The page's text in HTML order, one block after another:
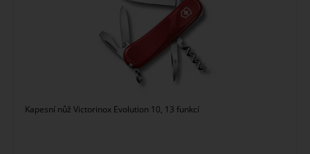
Kapesní nůž Victorinox Evolution 10, 13 funkcí